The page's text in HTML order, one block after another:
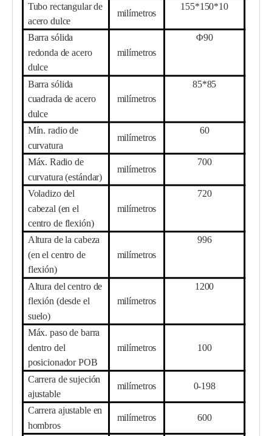
Tubo rectangular de
acero dulce
milímetros
1 55*1 50*10
Barra sólida
redonda de acero
dulce
milímetros
Φ90
Barra sólida
cuadrada de acero
dulce
milímetros
85*85
Mín. radio de
curvatura
milímetros
60
Máx. Radio de
curvatura (estándar)
milímetros
700
Voladizo del
cabezal (en el
centro de flexión)
milímetros
720
Altura de la cabeza
(en el centro de
flexión)
milímetros
996
Altura del centro de
flexión (desde el
suelo)
milímetros
1 200
Máx. paso de barra
dentro del
posicionador POB
milímetros 100
Carrera de sujeción
ajustable
milímetros 0-198
Carrera ajustable en
hombros
milímetros 600